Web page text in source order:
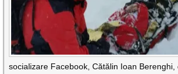
socializare Facebook, Cătălin Ioan